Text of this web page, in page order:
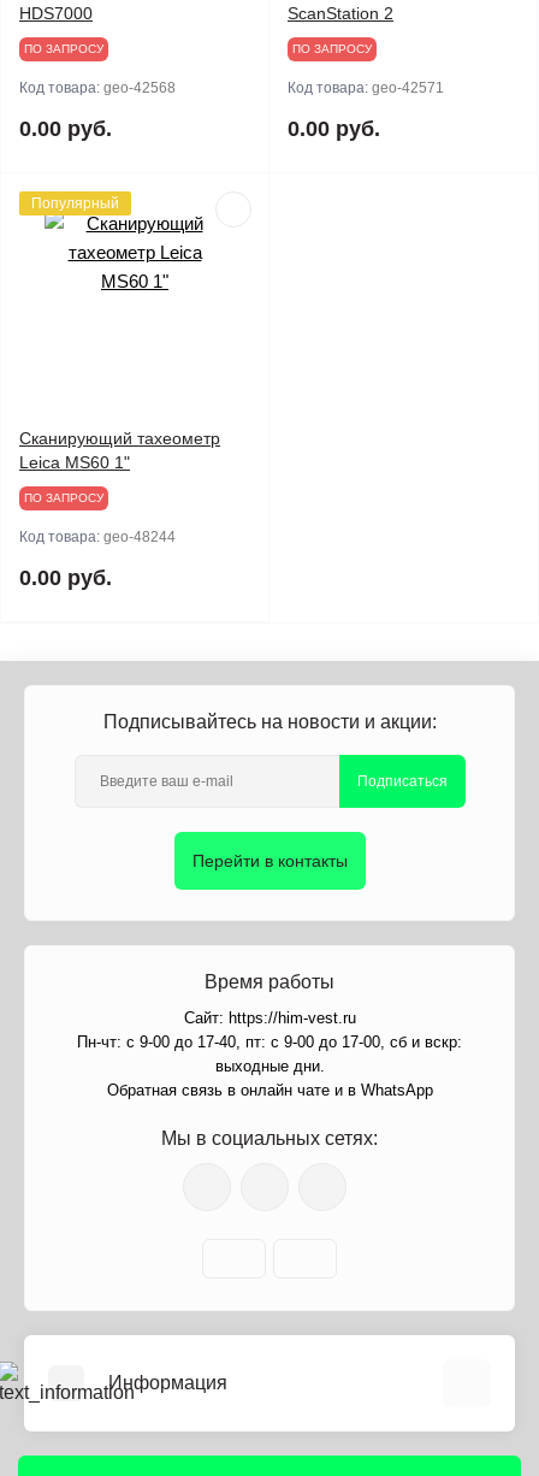
HDS7000
ПО ЗАПРОСУ
Код товара: geo-42568
0.00 руб.
ScanStation 2
ПО ЗАПРОСУ
Код товара: geo-42571
0.00 руб.
Популярный
Сканирующий тахеометр
Leica MS60 1"
ПО ЗАПРОСУ
Код товара: geo-48244
0.00 руб.
Подписывайтесь на новости и акции:
Подписаться
Перейти в контакты
Время работы
Сайт: https://him-vest.ru
Пн-чт: с 9-00 до 17-40, пт: с 9-00 до 17-00, сб и вскр:
выходные дни.
Обратная связь в онлайн чате и в WhatsApp
Мы в социальных сетях:
Информация